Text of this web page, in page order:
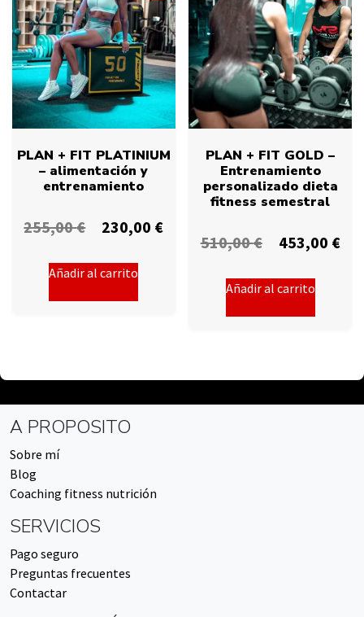
PLAN + FIT PLATINIUM
– alimentación y
entrenamiento
255,00€ 230,00 €
Añadir al carrito
PLAN + FIT GOLD –
Entrenamiento
personalizado dieta
fitness semestral
510,00€ 453,00 €
Añadir al carrito
A PROPOSITO
Sobre mí
Blog
Coaching fitness nutrición
SERVICIOS
Pago seguro
Preguntas frecuentes
Contactar